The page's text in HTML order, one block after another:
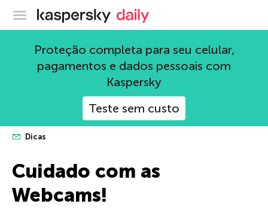
Blog oficial da Kaspersky
Proteção completa para seu celular,
pagamentos e dados pessoais com
Kaspersky
Teste sem custo
Dicas
Cuidado com as
Webcams!